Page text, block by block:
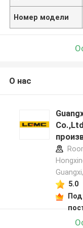
Номер модели
О нас
5.0